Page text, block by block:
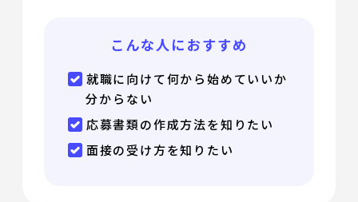
こんな人におすすめ
就職に向けて何から始めていいか
分からない
応募書類の作成方法を知りたい
面接の受け方を知りたい